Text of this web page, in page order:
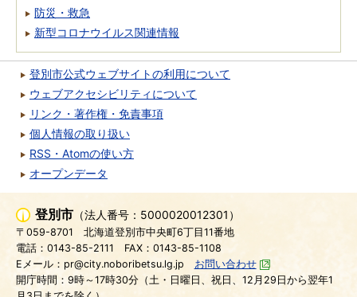
防災・救急
新型コロナウイルス関連情報
登別市公式ウェブサイトの利用について
ウェブアクセシビリティについて
リンク・著作権・免責事項
個人情報の取り扱い
RSS・Atomの使い方
オープンデータ
登別市 （法人番号：5000020012301）
〒059-8701
北海道登別市中央町6丁目11番地
電話：0143-85-2111
FAX：0143-85-1108
Eメール：pr@city.noboribetsu.lg.jp
お問い合わせ
開庁時間：9時～17時30分（土・日曜日、祝日、12月29日から翌年1